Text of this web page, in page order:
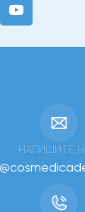
НАПИШИТЕ